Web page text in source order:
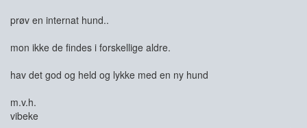
prøv en internat hund..
mon ikke de findes i forskellige aldre.
hav det god og held og lykke med en ny hund
m.v.h.
vibeke